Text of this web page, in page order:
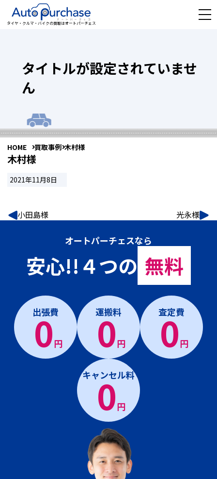
タイヤ・クルマ・バイクの買取はオートパーチェス
タイトルが設定されていませ
ん
HOME 買取事例 木村様
木村様
2021年11月8日
小田島様 光永様
オートパーチェスなら
安心!!４つの 無料
出張費
0円
運搬料
0円
査定費
0円
キャンセル料
0円